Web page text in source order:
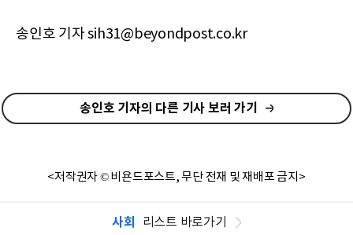
송인호 기자 sih31@beyondpost.co.kr
송인호 기자의 다른 기사 보러 가기
<저작권자 © 비욘드포스트, 무단 전재 및 재배포 금지>
사회 리스트 바로가기